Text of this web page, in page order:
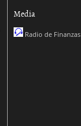
Media
Radio de Finanzas